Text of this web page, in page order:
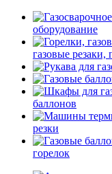
оборудование
газовые
баллонов
резки
горелок